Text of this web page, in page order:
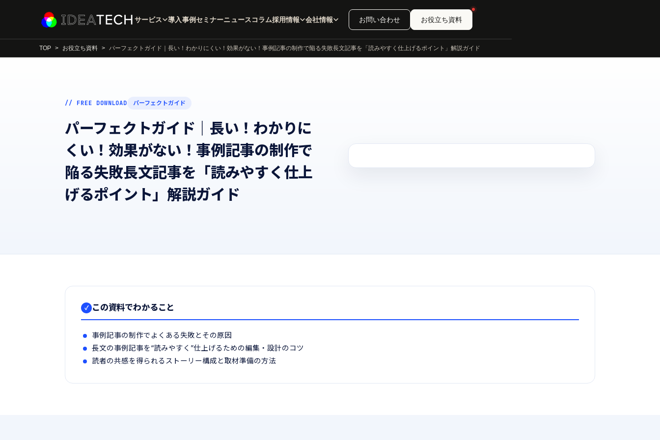
サービス 導入事例セミナーニュースコラム採用情報 会社情報 お問い合わせ お役立ち資料
TOP お役立ち資料 パーフェクトガイド｜長い！わかりにくい！効果がない！事例記事の制作で陥る失敗長文記事を「読みやすく仕上げるポイント」解説ガイド
// FREE DOWNLOAD パーフェクトガイド
パーフェクトガイド｜長い！わかりに
くい！効果がない！事例記事の制作で
陥る失敗長文記事を「読みやすく仕上
げるポイント」解説ガイド
✓ この資料でわかること
事例記事の制作でよくある失敗とその原因
長文の事例記事を“読みやすく”仕上げるための編集・設計のコツ
読者の共感を得られるストーリー構成と取材準備の方法